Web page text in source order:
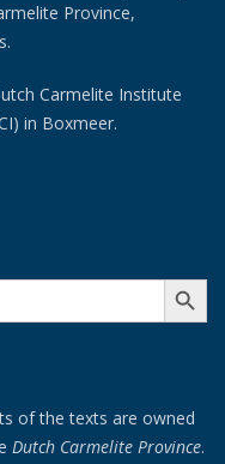
Province,
Carmelite Institute
in Boxmeer.
SEARCH
of the texts are owned
Dutch Carmelite Province.